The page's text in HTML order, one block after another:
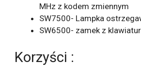
MHz z kodem zmiennym
SW7500- Lampka
SW6500- zamek z
Korzyści :